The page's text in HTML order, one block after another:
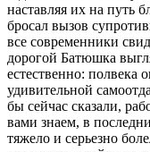
наставляя их на путь
бросал вызов
все современники
дорогой Батюшка
естественно: полвека
удивительной
бы сейчас сказали,
вами знаем, в
тяжело и серьезно